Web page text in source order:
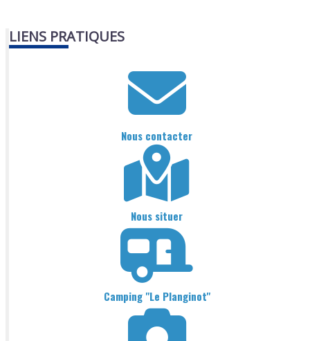
LIENS PRATIQUES
Nous contacter
Nous situer
Camping "Le Planginot"